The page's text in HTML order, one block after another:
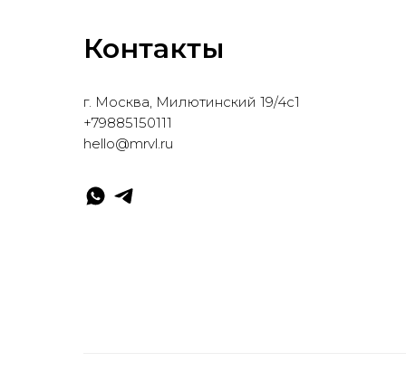
Контакты
г. Москва, Милютинский 19/4с1
+79885150111
hello@mrvl.ru